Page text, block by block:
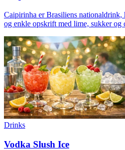
Caipirinha er Brasiliens nationaldrink,
og enkle opskrift med lime, sukker og
Drinks
Vodka Slush Ice